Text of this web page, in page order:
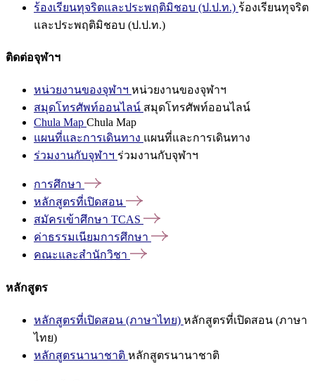
ร้องเรียนทุจริตและประพฤติมิชอบ (ป.ป.ท.) ร้องเรียนทุจริต
และประพฤติมิชอบ (ป.ป.ท.)
ติดต่อจุฬาฯ
หน่วยงานของจุฬาฯ หน่วยงานของจุฬาฯ
สมุดโทรศัพท์ออนไลน์ สมุดโทรศัพท์ออนไลน์
Chula Map Chula Map
แผนที่และการเดินทาง แผนที่และการเดินทาง
ร่วมงานกับจุฬาฯ ร่วมงานกับจุฬาฯ
การศึกษา
หลักสูตรที่เปิดสอน
สมัครเข้าศึกษา TCAS
ค่าธรรมเนียมการศึกษา
คณะและสำนักวิชา
หลักสูตร
หลักสูตรที่เปิดสอน (ภาษาไทย) หลักสูตรที่เปิดสอน (ภาษา
ไทย)
หลักสูตรนานาชาติ หลักสูตรนานาชาติ